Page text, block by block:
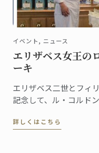
イベント, ニュース
エリザベス女王の
ーキ
エリザベス二世とフィ
記念して、ル・コルド
挑戦。その模様がITVの
詳しくはこちら